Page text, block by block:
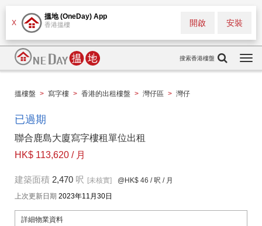
X
搵地 (OneDay) App
香港搵樓 安裝
開啟
搜索香港樓盤
搵樓盤 > 寫字樓 > 香港的出租樓盤 > 灣仔區 > 灣仔
已過期
聯合鹿島大廈寫字樓租單位出租
HK$ 113,620 / 月
建築面積 2,470 呎 [未核實] @HK$ 46 / 呎 / 月
上次更新日期 2023年11月30日
詳細物業資料